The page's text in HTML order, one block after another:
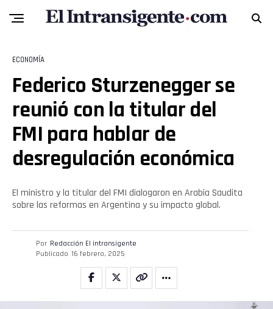
ECONOMÍA
Federico Sturzenegger se
reunió con la titular del
FMI para hablar de
desregulación económica
El ministro y la titular del FMI dialogaron en Arabia Saudita
sobre las reformas en Argentina y su impacto global.
Por Redacción El intransigente
Publicado 16 febrero, 2025